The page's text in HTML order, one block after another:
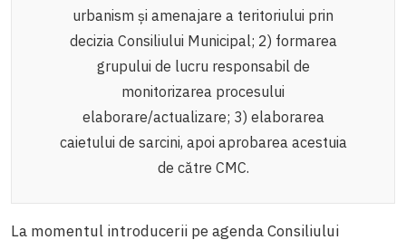
urbanism și amenajare a teritoriului prin
decizia Consiliului Municipal; 2) formarea
grupului de lucru responsabil de
monitorizarea procesului
elaborare/actualizare; 3) elaborarea
caietului de sarcini, apoi aprobarea acestuia
de către CMC.
La momentul introducerii pe agenda Consiliului